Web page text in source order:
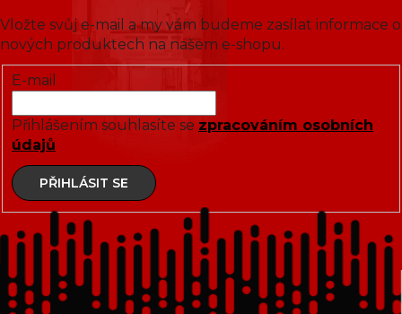
Vložte svůj e-mail a my vám budeme zasílat informace o
nových produktech na našem e-shopu.
E-mail
Přihlášením souhlasíte se zpracováním osobních
údajů
PŘIHLÁSIT SE